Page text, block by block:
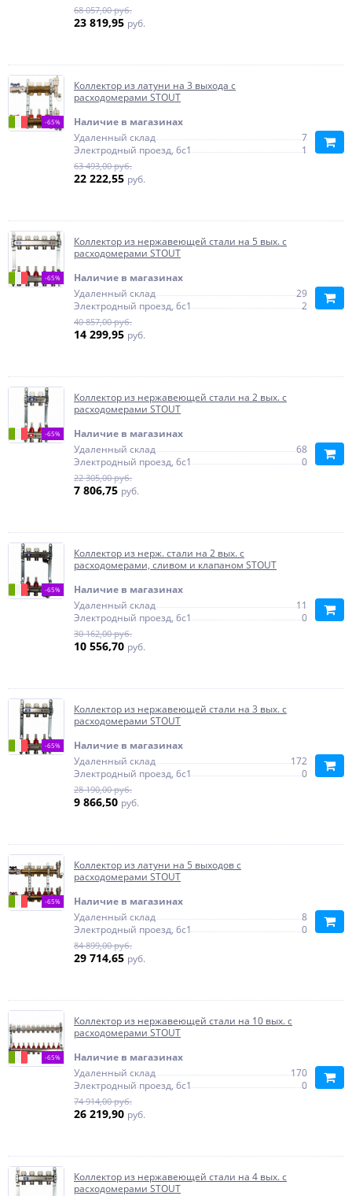
68 057,00 руб.
23 819,95 руб.
-65%
Коллектор из латуни на 3 выхода с
расходомерами STOUT
Наличие в магазинах
Удаленный склад
7
Электродный проезд, 6с1
1
63 493,00 руб.
22 222,55 руб.
-65%
Коллектор из нержавеющей стали на 5 вых. с
расходомерами STOUT
Наличие в магазинах
Удаленный склад
29
Электродный проезд, 6с1
2
40 857,00 руб.
14 299,95 руб.
-65%
Коллектор из нержавеющей стали на 2 вых. с
расходомерами STOUT
Наличие в магазинах
Удаленный склад
68
Электродный проезд, 6с1
0
22 305,00 руб.
7 806,75 руб.
-65%
Коллектор из нерж. стали на 2 вых. с
расходомерами, сливом и клапаном STOUT
Наличие в магазинах
Удаленный склад
11
Электродный проезд, 6с1
0
30 162,00 руб.
10 556,70 руб.
-65%
Коллектор из нержавеющей стали на 3 вых. с
расходомерами STOUT
Наличие в магазинах
Удаленный склад
172
Электродный проезд, 6с1
0
28 190,00 руб.
9 866,50 руб.
-65%
Коллектор из латуни на 5 выходов с
расходомерами STOUT
Наличие в магазинах
Удаленный склад
8
Электродный проезд, 6с1
0
84 899,00 руб.
29 714,65 руб.
-65%
Коллектор из нержавеющей стали на 10 вых. с
расходомерами STOUT
Наличие в магазинах
Удаленный склад
170
Электродный проезд, 6с1
0
74 914,00 руб.
26 219,90 руб.
Коллектор из нержавеющей стали на 4 вых. с
расходомерами STOUT